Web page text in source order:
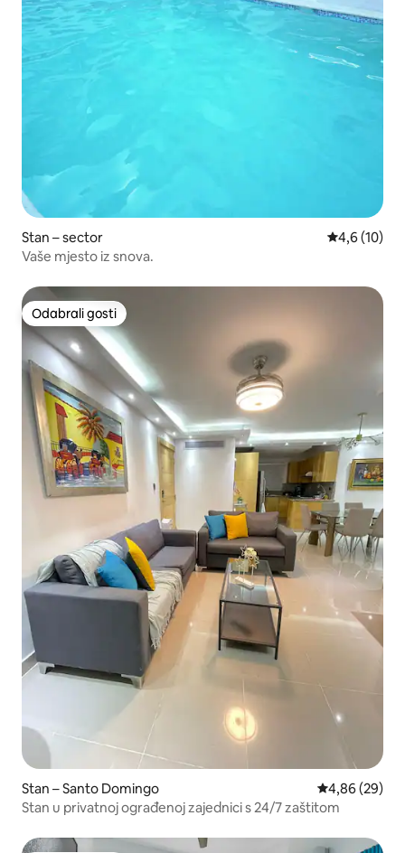
Stan – sector Prosječna
4,6 (10)
Vaše mjesto iz snova.
Odabrali gosti
Odabrali gosti
Stan – Santo Domingo Prosječna
4,86 (29)
Stan u privatnoj ograđenoj zajednici s 24/7 zaštitom